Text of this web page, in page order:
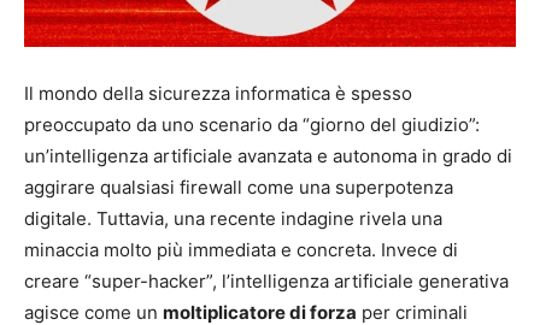
Il mondo della sicurezza informatica è spesso
preoccupato da uno scenario da “giorno del giudizio”:
un’intelligenza artificiale avanzata e autonoma in grado di
aggirare qualsiasi firewall come una superpotenza
digitale. Tuttavia, una recente indagine rivela una
minaccia molto più immediata e concreta. Invece di
creare “super-hacker”, l’intelligenza artificiale generativa
agisce come un moltiplicatore di forza per criminali